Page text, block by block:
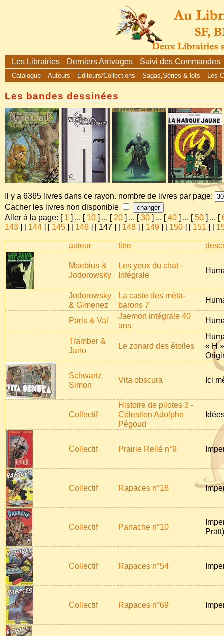
Les Librairies Derniers Arrivages Suivi des Commandes
Catalogue Auteurs Editeurs/Collections Sagas,Séries & lots Les
Les bandes dessinées
Il y a 6365 livres dans ce rayon. nombre de livres par page:
Cacher les livres non disponible
Aller à la page: [ 1 ] ... [ 10 ] ... [ 20 ] ... [30 ] ... [40 ] ... [ 50 ] ... [
143 ] [ 144 ] [ 145 ] [ 146 ] [ 147 ] [ 148 ] [ 149 ] [ 150 ] [ 151 ] [
auteur titre
Moebius &
Jodorowsky
Les yeux du chat -
Intégrale
Jodorowsky
& Gimenez
La caste des méta-
barons 7
Paris & Val
Jaemon intégrale 40
ans
Tramber &
Jano
Le zonard des étoiles
« H
Schwartz
Simon
Vita obscura Ici
Collectif
Histoire de pilotes 3 -
Célestion Adolphe
Pégoud
Collectif Prairie Relié n°9
Collectif Rapaces n°16
Collectif Panache n°10
Pratt)
Collectif Rapaces n°54
Collectif Rapaces n°69